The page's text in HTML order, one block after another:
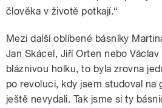
člověka v životě potkají.“
Mezi další oblíbené básníky
Jan Skácel, Jiří Orten nebo
bláznivou holku, to byla zrovna
po revoluci, kdy jsem studoval na
ještě nevydali. Tak jsme si ty